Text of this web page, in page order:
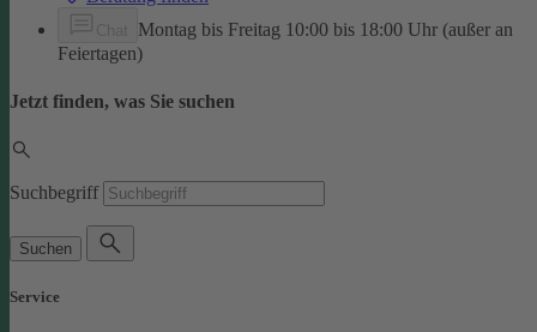
Montag bis Freitag 10:00 bis 18:00 Uhr (außer an
Feiertagen)
Jetzt finden, was Sie suchen
Suchbegriff
Suchen
Service